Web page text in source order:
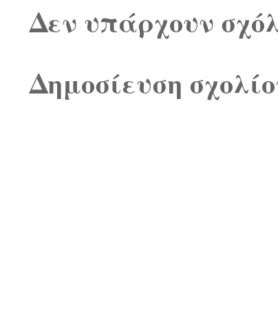
Δεν υπάρχουν
Δημοσίευση